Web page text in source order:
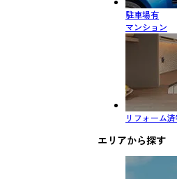
駐車場有
マンション
リフォーム
エリアから探す